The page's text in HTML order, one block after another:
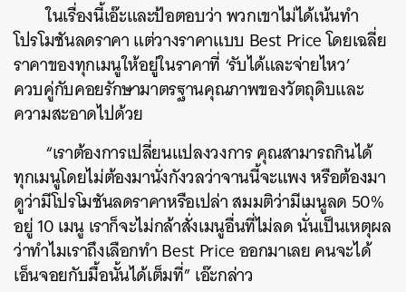
ในเรื่องนี้เอ๊ะและป้อตอบว่า พวกเขาไม่ได้เน้นทำ
โปรโมชันลดราคา แต่วางราคาแบบ Best Price โดยเฉลี่ย
ราคาของทุกเมนูให้อยู่ในราคาที่ ‘รับได้และจ่ายไหว’
ควบคู่กับคอยรักษามาตรฐานคุณภาพของวัตถุดิบและ
ความสะอาดไปด้วย
“เราต้องการเปลี่ยนแปลงวงการ คุณสามารถกินได้
ทุกเมนูโดยไม่ต้องมานั่งกังวลว่าจานนี้จะแพง หรือต้องมา
ดูว่ามีโปรโมชันลดราคาหรือเปล่า สมมติว่ามีเมนูลด 50%
อยู่ 10 เมนู เราก็จะไม่กล้าสั่งเมนูอื่นที่ไม่ลด นั่นเป็นเหตุผล
ว่าทำไมเราถึงเลือกทำ Best Price ออกมาเลย คนจะได้
เอ็นจอยกับมื้อนั้นได้เต็มที่” เอ๊ะกล่าว